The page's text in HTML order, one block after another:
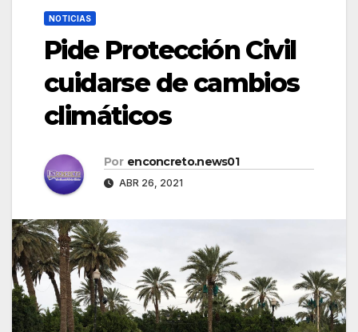
NOTICIAS
Pide Protección Civil
cuidarse de cambios
climáticos
Por enconcreto.news01
ABR 26, 2021